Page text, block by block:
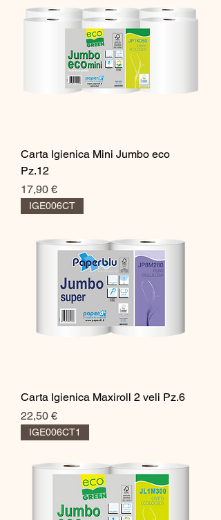
Carta Igienica Mini Jumbo eco
Pz.12
Prezzo
17,90 €
IGE006CT
Carta Igienica Maxiroll 2 veli Pz.6
Prezzo
22,50 €
IGE006CT1